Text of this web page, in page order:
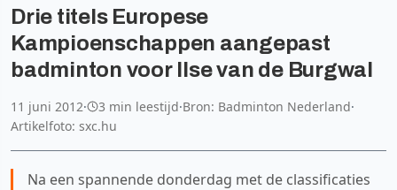
Drie titels Europese
Kampioenschappen aangepast
badminton voor Ilse van de Burgwal
11 juni 2012· 3 min leestijd·Bron: Badminton Nederland·
Artikelfoto: sxc.hu
Na een spannende donderdag met de classificaties